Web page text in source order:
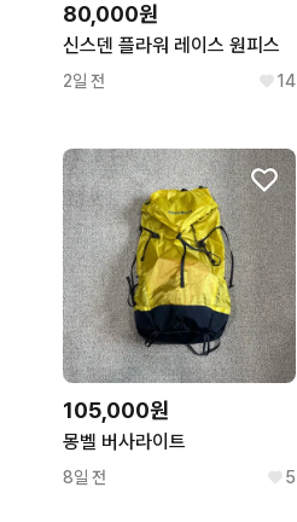
80,000원
신스덴 플라워 레이스 원피스
2일 전 14
105,000원
몽벨 버사라이트
8일 전 5